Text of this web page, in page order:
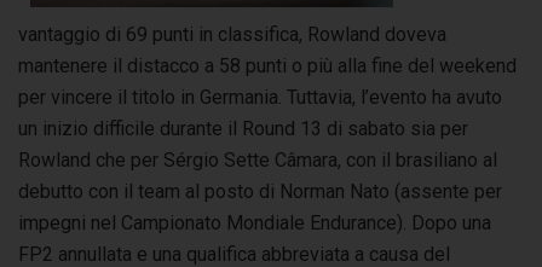
vantaggio di 69 punti in classifica, Rowland doveva
mantenere il distacco a 58 punti o più alla fine del weekend
per vincere il titolo in Germania. Tuttavia, l’evento ha avuto
un inizio difficile durante il Round 13 di sabato sia per
Rowland che per Sérgio Sette Câmara, con il brasiliano al
debutto con il team al posto di Norman Nato (assente per
impegni nel Campionato Mondiale Endurance). Dopo una
FP2 annullata e una qualifica abbreviata a causa del